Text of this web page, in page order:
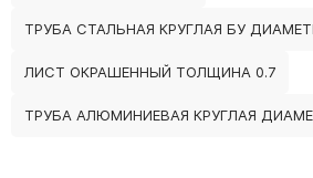
ТРУБА СТАЛЬНАЯ КРУГЛАЯ БУ
ЛИСТ ОКРАШЕННЫЙ ТОЛЩИНА 0.7
ТРУБА АЛЮМИНИЕВАЯ КРУГЛАЯ